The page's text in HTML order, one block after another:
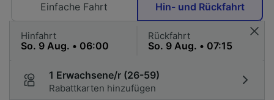
Einfache Fahrt Hin- und Rückfahrt
Hinfahrt Rückfahrt
1 Erwachsene/r (26-59)
Rabattkarten hinzufügen